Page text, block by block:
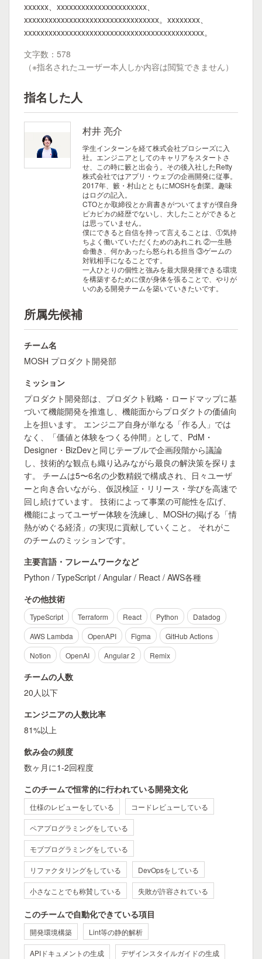
xxxxxx、xxxxxxxxxxxxxxxxxxxxxx、
xxxxxxxxxxxxxxxxxxxxxxxxxxxxxxxxx。xxxxxxxx、
xxxxxxxxxxxxxxxxxxxxxxxxxxxxxxxxxxxxxxxxxxxx。
文字数：578
（※指名されたユーザー本人しか内容は閲覧できません）
指名した人
村井 亮介
学生インターンを経て株式会社プロシーズに入
社。エンジニアとしてのキャリアをスタートさ
せ、この時に籔と出会う。その後入社したRetty
株式会社ではアプリ・ウェブの企画開発に従事。
2017年、籔・村山とともにMOSHを創業。趣味
はログの記入。
CTOとか取締役とか肩書きがついてますが僕自身
ピカピカの経歴でないし、大したことができると
は思っていません。
僕にできると自信を持って言えることは、①気持
ちよく働いていただくためのあれこれ ②一生懸
命働き、何かあったら怒られる担当 ③ゲームの
対戦相手になることです。
一人ひとりの個性と強みを最大限発揮できる環境
を構築するために僕が身体を張ることで、やりが
いのある開発チームを築いていきたいです。
所属先候補
チーム名
MOSH プロダクト開発部
ミッション
プロダクト開発部は、プロダクト戦略・ロードマップに基
づいて機能開発を推進し、機能面からプロダクトの価値向
上を担います。 エンジニア自身が単なる「作る人」では
なく、「価値と体験をつくる仲間」として、PdM・
Designer・BizDevと同じテーブルで企画段階から議論
し、技術的な観点も織り込みながら最良の解決策を探りま
す。 チームは5〜6名の少数精鋭で構成され、日々ユーザ
ーと向き合いながら、仮説検証・リリース・学びを高速で
回し続けています。 技術によって事業の可能性を広げ、
機能によってユーザー体験を洗練し、MOSHの掲げる「情
熱がめぐる経済」の実現に貢献していくこと。 それがこ
のチームのミッションです。
主要言語・フレームワークなど
Python / TypeScript / Angular / React / AWS各種
その他技術
TypeScript Terraform React Python
Datadog
AWS Lambda
OpenAPI Figma
GitHub Actions
Notion
OpenAI Angular 2 Remix
チームの人数
20人以下
エンジニアの人数比率
81%以上
飲み会の頻度
数ヶ月に1-2回程度
このチームで恒常的に行われている開発文化
仕様のレビューをしている コードレビューしている
ペアプログラミングをしている
モブプログラミングをしている
リファクタリングをしている DevOpsをしている
小さなことでも称賛している 失敗が許容されている
このチームで自動化できている項目
開発環境構築 Lint等の静的解析
APIドキュメントの生成 デザインスタイルガイドの生成